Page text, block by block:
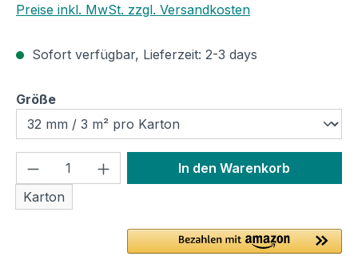
Preise inkl. MwSt. zzgl. Versandkosten
Sofort verfügbar, Lieferzeit: 2-3 days
Größeauswählen
Produkt Anzahl: Gib den
Karton
In den Warenkorb